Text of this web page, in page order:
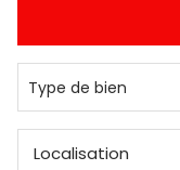
De l'immo pro
Type de bien
Localisation